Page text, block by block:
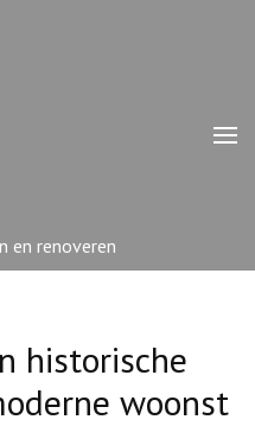
en renoveren
historische
woonst